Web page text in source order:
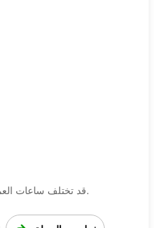
قد تختلف ساعات العمل هذه بسبب العطلات الرسمية.